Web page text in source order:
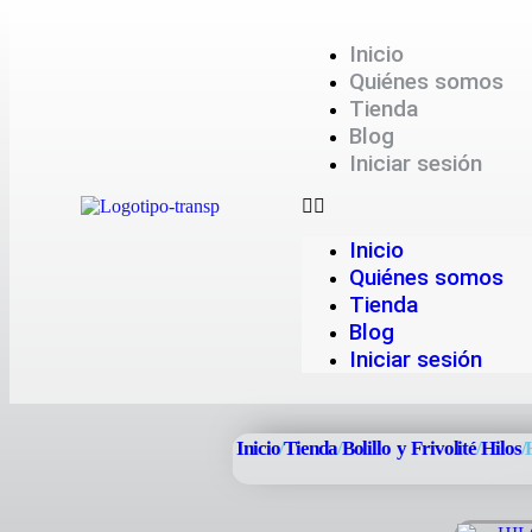
Inicio
Quiénes somos
Tienda
Blog
Iniciar sesión
Inicio
Quiénes somos
Tienda
Blog
Iniciar sesión
Inicio/Tienda/Bolillo y Frivolité/Hilos/